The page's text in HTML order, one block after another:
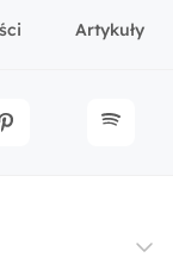
Artykuły